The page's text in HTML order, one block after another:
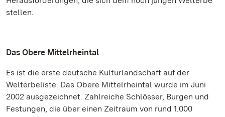
stellen.
Das Obere Mittelrheintal
Es ist die erste deutsche Kulturlandschaft auf der
Welterbeliste: Das Obere Mittelrheintal wurde im Juni
2002 ausgezeichnet. Zahlreiche Schlösser, Burgen und
Festungen, die über einen Zeitraum von rund 1.000